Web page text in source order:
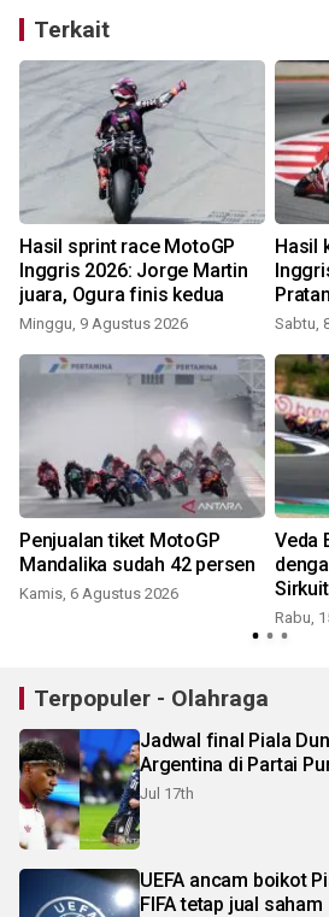
Terkait
Hasil sprint race MotoGP
Inggris 2026: Jorge Martin
juara, Ogura finis kedua
Minggu, 9 Agustus 2026
Hasil
Sabtu,
Penjualan tiket MotoGP
Mandalika sudah 42 persen
Kamis, 6 Agustus 2026
Veda
Rabu,
Terpopuler - Olahraga
Jadwal final Piala
Argentina di Partai
Jul 17th
UEFA ancam boikot
FIFA tetap jual saham